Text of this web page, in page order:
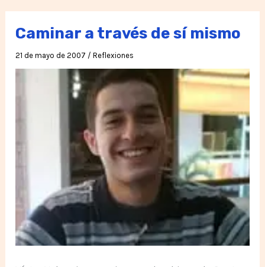
Caminar a través de sí mismo
21 de mayo de 2007 /Reflexiones